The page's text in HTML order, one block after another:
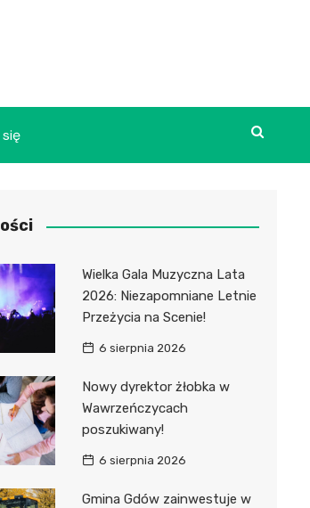
Wielka Gala Muzyczna Lata
2026: Niezapomniane Letnie
Przeżycia na Scenie!
6 sierpnia 2026
Nowy dyrektor żłobka w
Wawrzeńczycach
poszukiwany!
6 sierpnia 2026
Gmina Gdów zainwestuje w